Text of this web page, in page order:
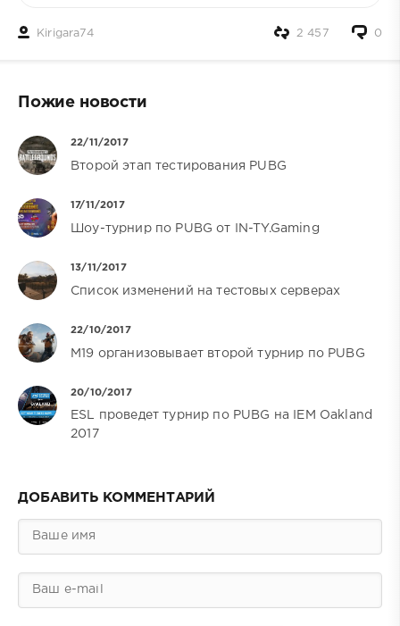
Kirigara74 0
2 457
Пожие новости
22/11/2017
Второй этап тестирования PUBG
17/11/2017
Шоу-турнир по PUBG от IN-TY.Gaming
13/11/2017
Список изменений на тестовых серверах
22/10/2017
M19 организовывает второй турнир по PUBG
20/10/2017
ESL проведет турнир по PUBG на IEM Oakland
2017
ДОБАВИТЬ КОММЕНТАРИЙ